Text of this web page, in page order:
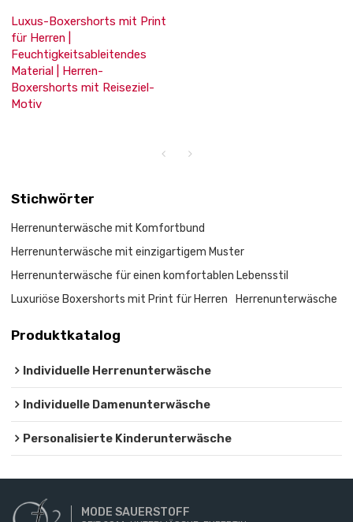
Luxus-Boxershorts mit Print
für Herren |
Feuchtigkeitsableitendes
Material | Herren-
Boxershorts mit Reiseziel-
Motiv
Stichwörter
Herrenunterwäsche mit Komfortbund
Herrenunterwäsche mit einzigartigem Muster
Herrenunterwäsche für einen komfortablen Lebensstil
Luxuriöse Boxershorts mit Print für Herren
Herrenunterwäsche
Produktkatalog
Individuelle Herrenunterwäsche
Individuelle Damenunterwäsche
Personalisierte Kinderunterwäsche
MODE SAUERSTOFF